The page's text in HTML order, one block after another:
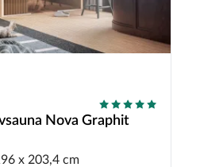
Nova Graphit
x 203,4 cm